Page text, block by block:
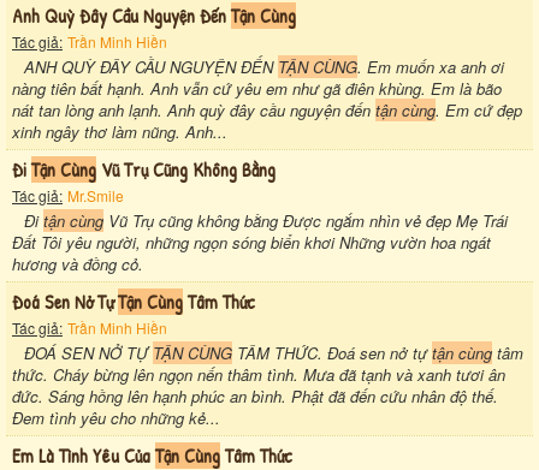
Anh Quỳ Đây Cầu Nguyện ĐếnTận Cùng
Tác giả: Trần Minh Hiền
ANH QUỲ ĐÂY CẦU NGUYỆN ĐẾN TẬN CÙNG. Em muốn xa anh ơi
nàng tiên bất hạnh. Anh vẫn cứ yêu em như gã điên khùng. Em là bão
nát tan lòng anh lạnh. Anh quỳ đây cầu nguyện đến tận cùng. Em cứ đẹp
xinh ngây thơ làm nũng. Anh...
ĐiTận Cùng Vũ Trụ Cũng Không Bằng
Tác giả: Mr.Smile
Đitận cùng Vũ Trụ cũng không bằng Được ngắm nhìn vẻ đẹp Mẹ Trái
Đất Tôi yêu người, những ngọn sóng biển khơi Những vườn hoa ngát
hương và đồng cỏ.
Đoá Sen Nở TựTận CùngTâm Thức
Tác giả: Trần Minh Hiền
ĐOÁ SEN NỞ TỰTẬN CÙNG TÂM THỨC. Đoá sen nở tựtận cùng tâm
thức. Cháy bừng lên ngọn nến thâm tình. Mưa đã tạnh và xanh tươi ân
đức. Sáng hồng lên hạnh phúc an bình. Phật đã đến cứu nhân độ thế.
Đem tình yêu cho những kẻ...
Em Là Tình Yêu CủaTận CùngTâm Thức